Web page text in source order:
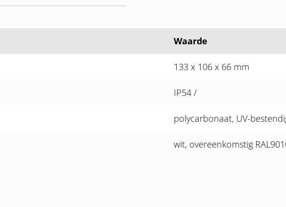
Waarde
133 x 106 x 66 mm
IP54 /
polycarbonaat, UV-
wit, overeenkomstig